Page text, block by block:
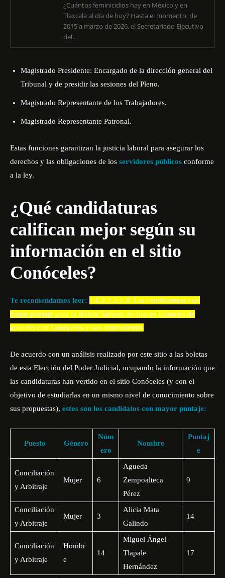
¿Cuántos feminicidios hay en México y en
Tlaxcala al día de hoy? Hasta el momento, de
2015 a marzo de 2026, el Secretariado Ejecutivo
del...
Magistrado Presidente: Encargado de la dirección general del
Tribunal y de presidir las sesiones del Pleno.
Magistrado Representante de los Trabajadores.
Magistrado Representante Patronal.
Estas funciones garantizan la justicia laboral para asegurar los
derechos y las obligaciones de los servidores públicos conforme
a la ley.
¿Qué candidaturas
califican mejor según su
información en el sitio
Conóceles?
Te recomendamos leer: 1,6,2,1,2,1,4: Las candidaturas con
mejor puntaje para la Boleta Salmón de Jueces Estatales de
acuerdo con Conóceles y sus antecedentes
De acuerdo con un análisis realizado por este sitio a las boletas
de esta Elección del Poder Judicial, ocupando la información que
las candidaturas han vertido en el sitio Conóceles (y con el
objetivo de estudiarlas en un mismo nivel de conocimiento sobre
sus propuestas), estos son los candidatos con mayor puntaje:
Puesto Género
Núm
ero
Nombre
Puntaj
e
Conciliación
y Arbitraje
Mujer 6
Agueda
Zempoalteca
Pérez
9
Conciliación
y Arbitraje
Mujer 3
Alicia Mata
Galindo
14
Conciliación
y Arbitraje
Hombr
e
14
Miguel Ángel
Tlapale
Hernández
17